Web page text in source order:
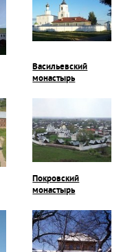
Васильевский
монастырь
Покровский
монастырь